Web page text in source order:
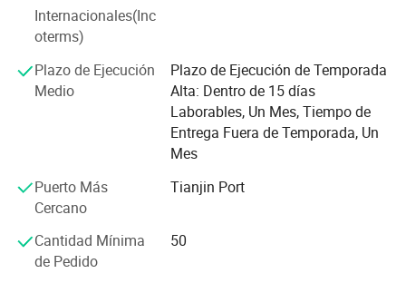
frecuencia la comunicación de la tecnología, el índice de
rendimiento principal de los productos alcanza el nivel
avanzado en internacional, HOLTOP productos de
exportación a Europa, Oriente medio, Japón, Corea, el
sudeste de Asia, África, Taiwán, etc 28 países, la
tendencia de exportación se hacen gradualmente más
Internacionales(Inc
oterms)
Plazo de Ejecución
Medio
Plazo de Ejecución de Temporada
Alta: Dentro de 15 días
Laborables, Un Mes, Tiempo de
Entrega Fuera de Temporada, Un
Mes
Puerto Más
Cercano
Tianjin Port
Cantidad Mínima
de Pedido
50